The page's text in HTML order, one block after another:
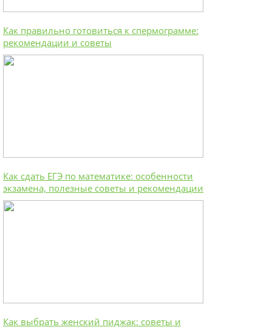
Как правильно готовиться к спермограмме:
рекомендации и советы
Как сдать ЕГЭ по математике: особенности
экзамена, полезные советы и рекомендации
Как выбрать женский пиджак: советы и